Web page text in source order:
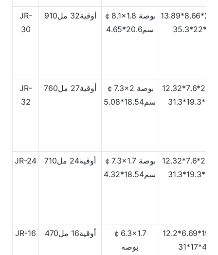
JR-
30
أوقية32 مل910
￠8.1x1.8 بوصة
سم20.6*4.65
JR-
32
أوقية27 مل760
￠7.3x2 بوصة
سم18.54*5.08
JR-24 أوقية24 مل710
￠7.3x1.7 بوصة
سم18.54*4.32
JR-16 أوقية16 مل470
￠6.3x1.7
بوصة